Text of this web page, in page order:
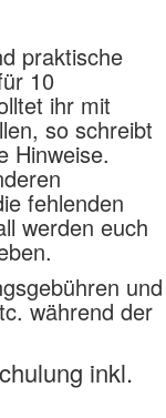
praktische
10
ihr mit
so schreibt
Hinweise.
fehlenden
werden euch
und
während der
inkl.